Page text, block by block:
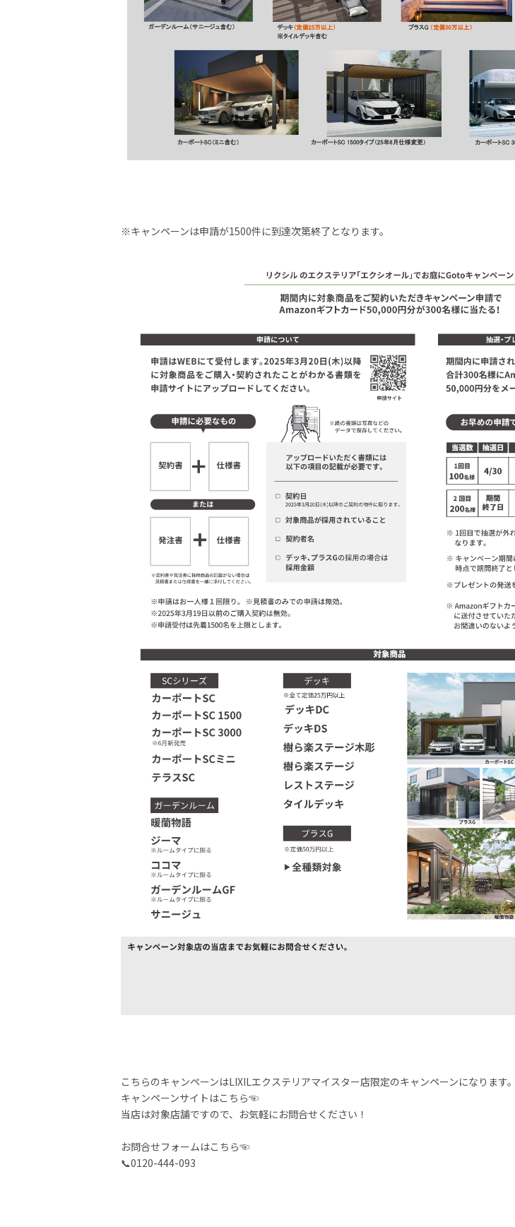
※キャンペーンは申請が1500件に到達次第終了となります。
こちらのキャンペーンはLIXILエクステリアマイスター店限定のキャンペーンになります。
キャンペーンサイトはこちら☜
当店は対象店舗ですので、お気軽にお問合せください！
お問合せフォームはこちら☜
📞0120-444-093